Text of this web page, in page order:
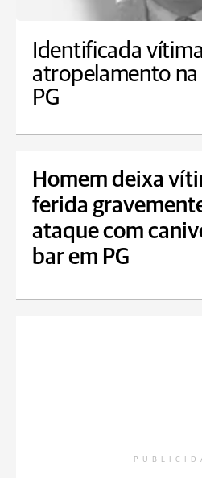
Identificada
atropelamento na
PG
Homem deixa
ferida
ataque com
bar em PG